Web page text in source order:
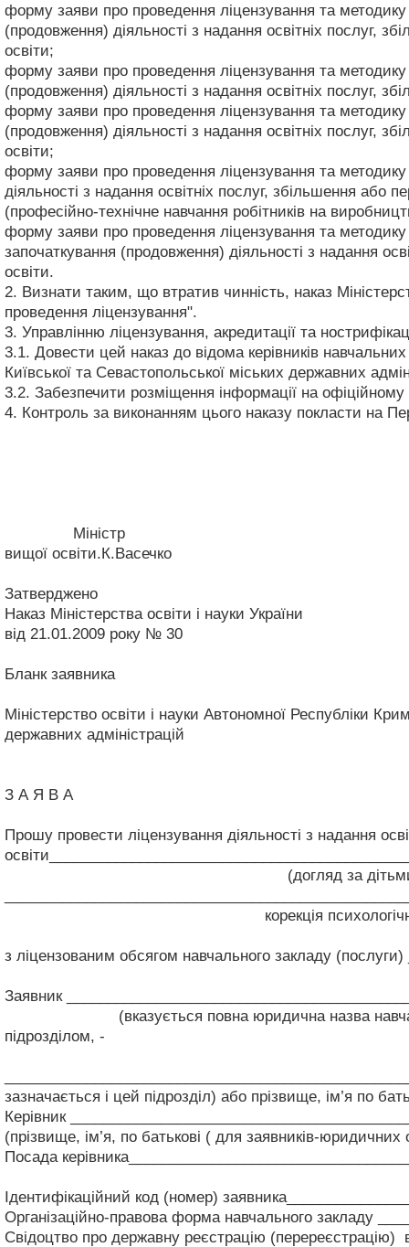
форму заяви про проведення ліцензування та
(продовження) діяльності з надання освітніх послуг,
освіти;
форму заяви про проведення ліцензування та
(продовження) діяльності з надання освітніх послуг,
форму заяви про проведення ліцензування та
(продовження) діяльності з надання освітніх послуг,
освіти;
форму заяви про проведення ліцензування та
діяльності з надання освітніх послуг, збільшення або
(професійно-технічне навчання робітників на
форму заяви про проведення ліцензування та
започаткування (продовження) діяльності з надання
освіти.
2. Визнати таким, що втратив чинність, наказ
проведення ліцензування".
3. Управлінню ліцензування, акредитації та
3.1. Довести цей наказ до відома керівників
Київської та Севастопольської міських державних
3.2. Забезпечити розміщення інформації на офіційному
4. Контроль за виконанням цього наказу покласти на
Міністр
вищої освіти.К.Васечко
Затверджено
Наказ Міністерства освіти і науки України
від 21.01.2009 року № 30
Бланк заявника
Міністерство освіти і науки Автономної Республіки
державних адміністрацій
З А Я В А
Прошу провести ліцензування діяльності з надання
(догляд за дітьми дошкільного віку,
корекція психологічного або
з ліцензованим обсягом навчального закладу (послуги)
Заявник
(вказується повна юридична назва
підрозділом, -
зазначається і цей підрозділ) або прізвище, ім’я по
Керівник
(прізвище, ім’я, по батькові ( для заявників-юридичних
Посада
Ідентифікаційний код (номер)
Організаційно-правова форма навчального закладу
Свідоцтво про державну реєстрацію (перереєстрацію)